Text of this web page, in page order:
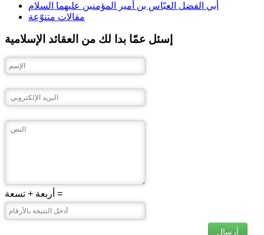
أبي الفضل العبّاس بن أمير المؤمنين عليهما السلام
مقالات متنوّعة
إسئل عمّا بدا لك من العقائد الإسلامية
أربعة + تسعة =
أرسال